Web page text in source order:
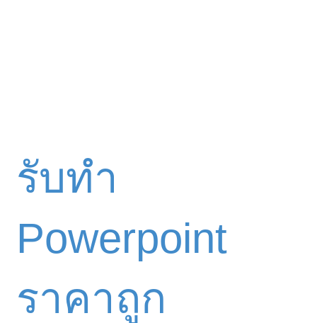
รับทำ
Powerpoint
ราคาถูก